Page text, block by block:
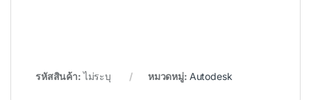
รหัสสินค้า:ไม่ระบุ หมวดหมู่: Autodesk